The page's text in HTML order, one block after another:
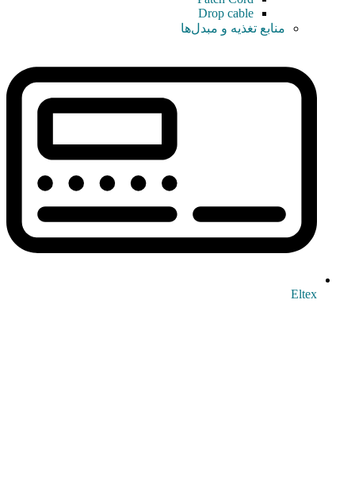
Drop cable
منابع تغذیه و مبدل‌ها
Eltex